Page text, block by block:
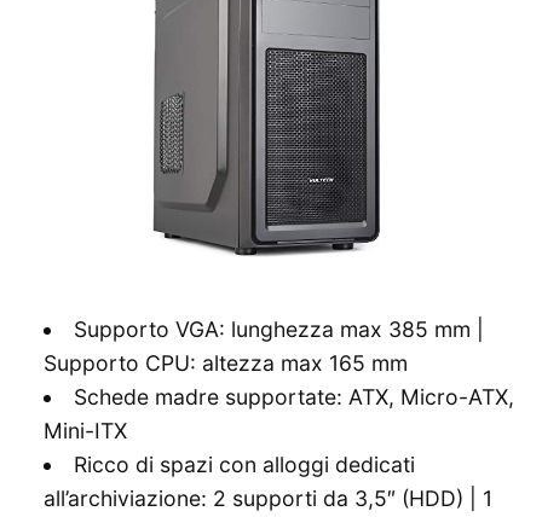
Supporto VGA: lunghezza max 385 mm |
Supporto CPU: altezza max 165 mm
Schede madre supportate: ATX, Micro-ATX,
Mini-ITX
Ricco di spazi con alloggi dedicati
all’archiviazione: 2 supporti da 3,5″ (HDD) | 1